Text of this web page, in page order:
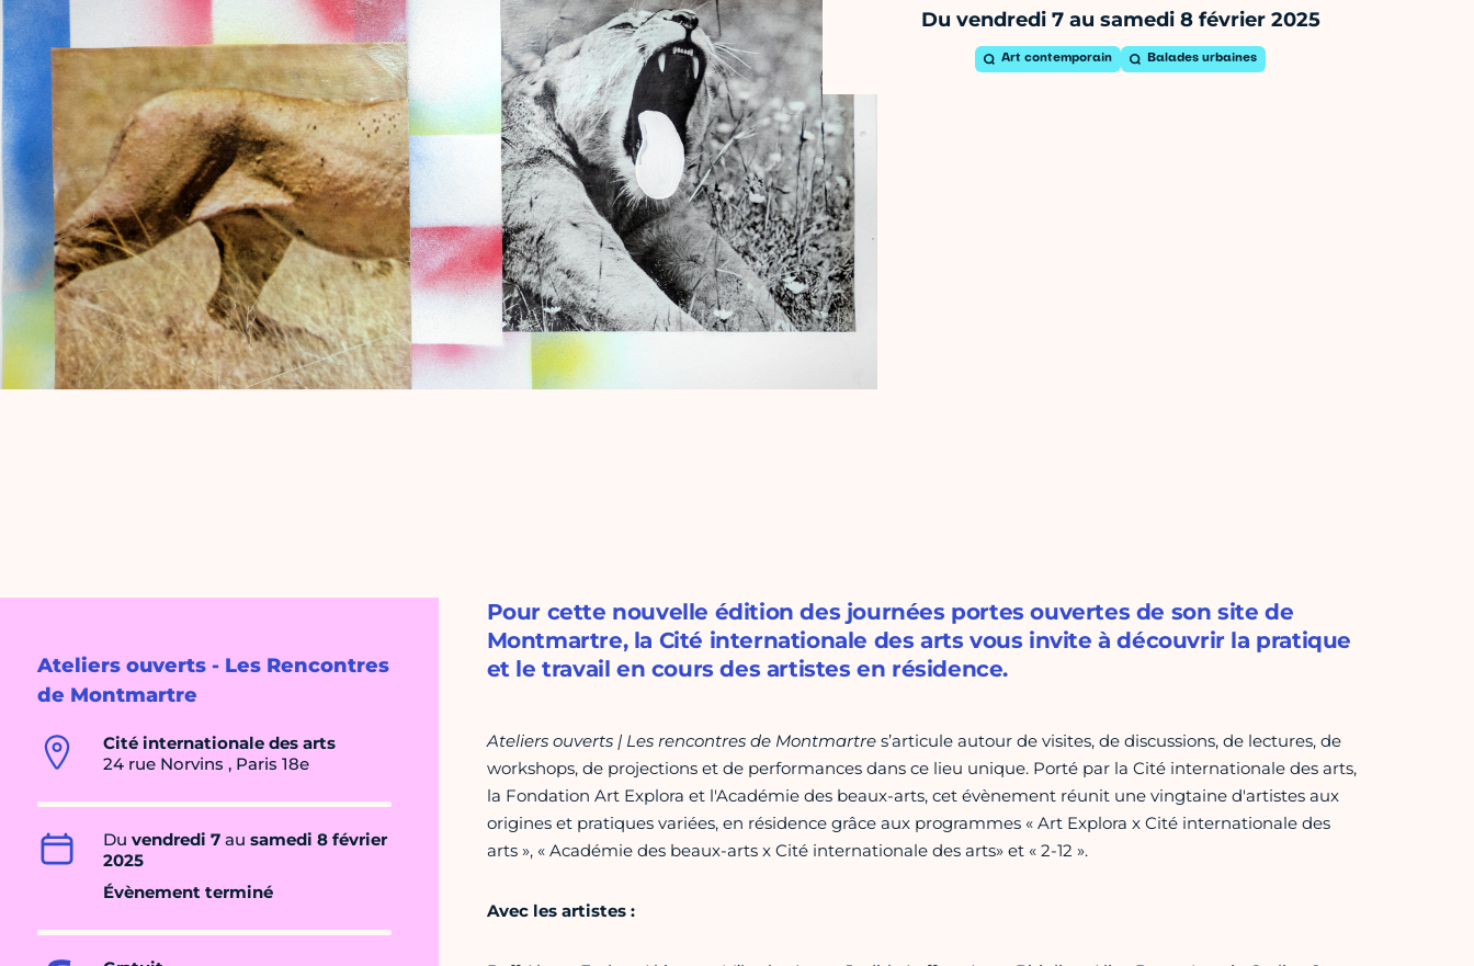
Du vendredi 7 au samedi 8 février 2025
Art contemporain Balades urbaines
Ateliers ouverts - Les Rencontres
de Montmartre
Cité internationale des arts
24 rue Norvins , Paris 18e
Du vendredi 7 au samedi 8 février
2025
Évènement terminé
Pour cette nouvelle édition des journées portes ouvertes de son site de
Montmartre, la Cité internationale des arts vous invite à découvrir la pratique
et le travail en cours des artistes en résidence.
Ateliers ouverts | Les rencontres de Montmartres’articule autour de visites, de discussions, de lectures, de
workshops, de projections et de performances dans ce lieu unique. Porté par la Cité internationale des arts,
la Fondation Art Explora et l'Académie des beaux-arts, cet évènement réunit une vingtaine d'artistes aux
origines et pratiques variées, en résidence grâce aux programmes « Art Explora x Cité internationale des
arts », « Académie des beaux-arts x Cité internationale des arts» et « 2-12 ».
Avec les artistes :